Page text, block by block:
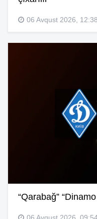
06 Avqust 2026, 12:38
“Qarabağ”
06 Avqust 2026,